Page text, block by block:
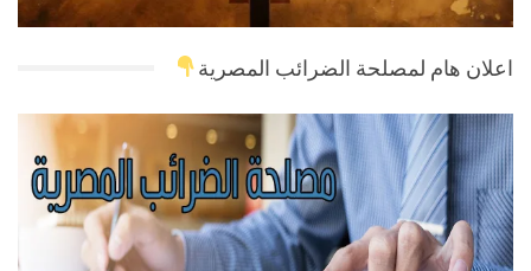
اعلان هام لمصلحة الضرائب المصرية